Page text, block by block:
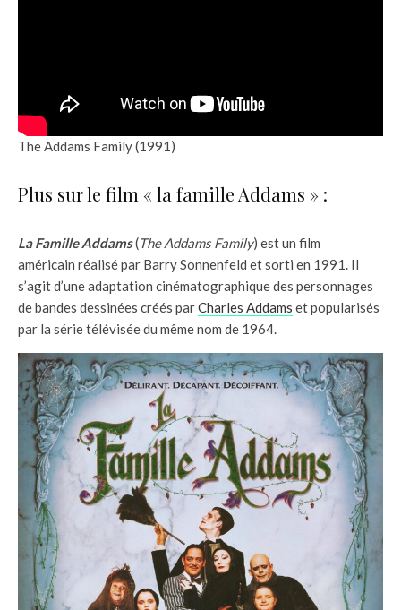
The Addams Family (1991)
Plus sur le film « la famille Addams » :
La Famille Addams(The Addams Family) est un film
américain réalisé par Barry Sonnenfeld et sorti en 1991. Il
s’agit d’une adaptation cinématographique des personnages
de bandes dessinées créés parCharles Addams et popularisés
par la série télévisée du même nom de 1964.